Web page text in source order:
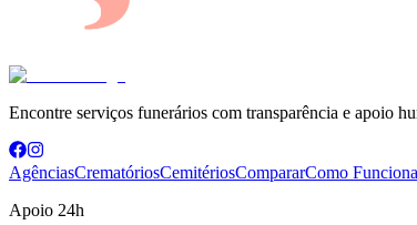
Encontre serviços funerários com transparência e apoio
AgênciasCrematóriosCemitériosCompararComo Funciona
Apoio 24h